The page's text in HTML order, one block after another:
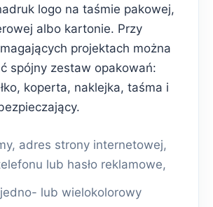
logo na taśmie pakowej,
albo kartonie. Przy
projektach można
spójny zestaw opakowań:
koperta, naklejka, taśma i
adres strony internetowej,
lub hasło reklamowe,
lub wielokolorowy